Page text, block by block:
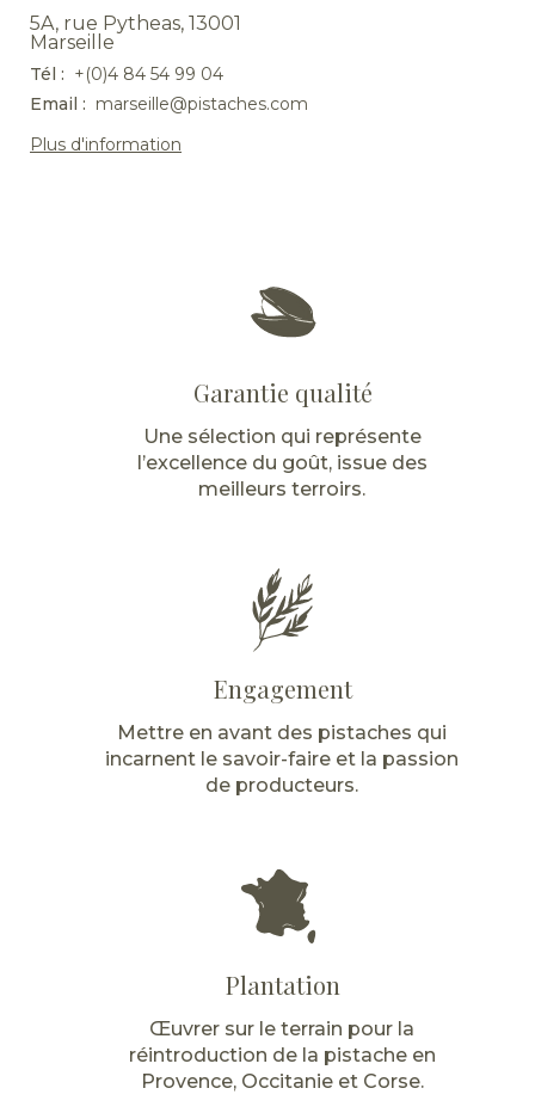
5A, rue Pytheas, 13001
Marseille
Tél : +(0)4 84 54 99 04
Email : marseille@pistaches.com
Plus d'information
Garantie qualité
Une sélection qui représente
l’excellence du goût, issue des
meilleurs terroirs.
Engagement
Mettre en avant des pistaches qui
incarnent le savoir-faire et la passion
de producteurs.
Plantation
Œuvrer sur le terrain pour la
réintroduction de la pistache en
Provence, Occitanie et Corse.